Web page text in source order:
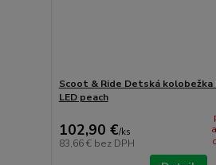
Scoot & Ride Detská kolobežka
LED peach
102,90 €/ks
83,66 € bez DPH